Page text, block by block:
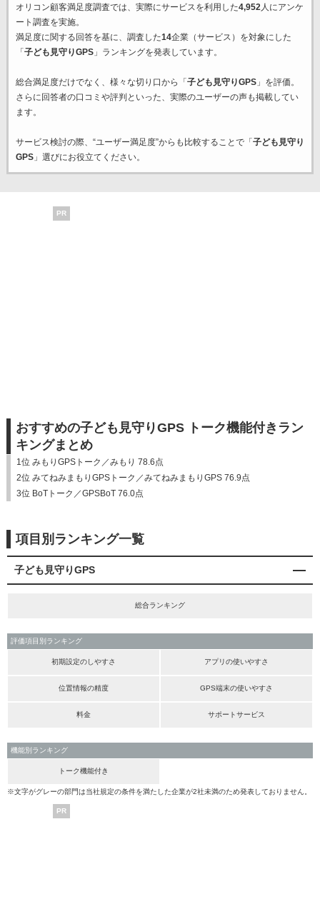
オリコン顧客満足度調査では、実際にサービスを利用した4,952人にアンケ
ート調査を実施。
満足度に関する回答を基に、調査した14企業（サービス）を対象にした
「 子ども見守りGPS」ランキングを発表しています。
総合満足度だけでなく、様々な切り口から「 子ども見守りGPS」を評価。
さらに回答者の口コミや評判といった、実際のユーザーの声も掲載してい
ます。
サービス検討の際、“ユーザー満足度”からも比較することで「 子ども見守り
GPS」選びにお役立てください。
PR
おすすめの子ども見守りGPS トーク機能付きラン
キングまとめ
1位 みもりGPSトーク／みもり 78.6点
2位 みてねみまもりGPSトーク／みてねみまもりGPS 76.9点
3位 BoTトーク／GPSBoT 76.0点
項目別ランキング一覧
子ども見守りGPS
総合ランキング
評価項目別ランキング
初期設定のしやすさ アプリの使いやすさ
位置情報の精度 GPS端末の使いやすさ
料金 サポートサービス
機能別ランキング
トーク機能付き
※文字がグレーの部門は当社規定の条件を満たした企業が2社未満のため発表しておりません。
PR